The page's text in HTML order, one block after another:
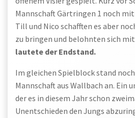
Mannschaft Gärtringen 1 noch
Till und Nico schafften es aber
zu bringen und belohnten sich
lautete der Endstand.
Im gleichen Spielblock stand
Mannschaft aus Wallbach an. Ein
der es in diesem Jahr schon
Unentschieden den Jungs